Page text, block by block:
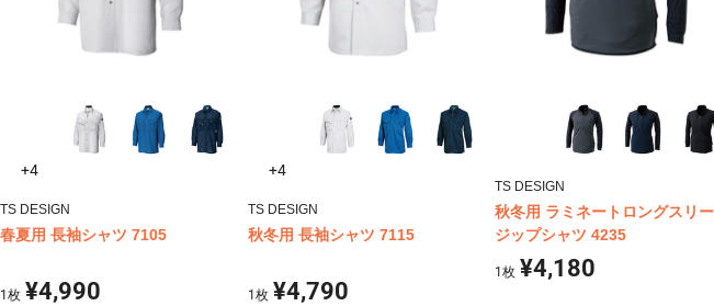
+4
TS DESIGN
春夏用 長袖シャツ 7105
1枚 ¥4,990
+4
TS DESIGN
秋冬用 長袖シャツ 7115
1枚 ¥4,790
TS DESIGN
秋冬用 ラミネートロングスリ
ジップシャツ 4235
1枚 ¥4,180